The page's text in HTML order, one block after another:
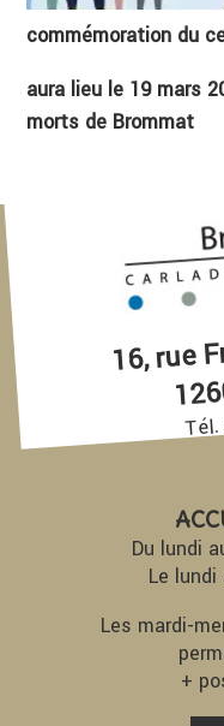
commémoration du
aura lieu le 19 mars
morts de Brommat
16, rue
Du lundi
Le
Les mardi-
+